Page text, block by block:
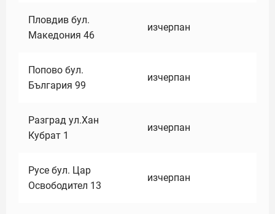
Пловдив бул.
Македония 46
изчерпан
Попово бул.
България 99
изчерпан
Разград ул.Хан
Кубрат 1
изчерпан
Русе бул. Цар
Освободител 13
изчерпан